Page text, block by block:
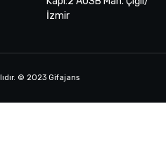
İzmir
© 2023 Gifajans